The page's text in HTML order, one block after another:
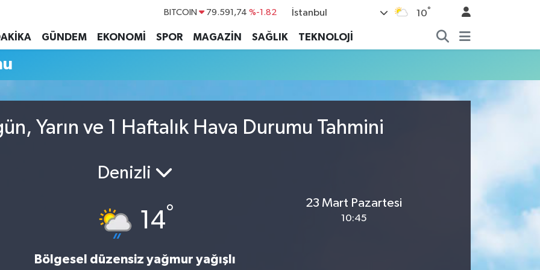
BITCOIN 79.591,74 %-1.82
DOLAR 45,43620 %0.02
G.ALTIN 6862,09000 %0.19
BİST100 14.598,00
İstanbul 10°
GÜNDEM EKONOMİ SPOR MAGAZİN SAĞLIK TEKNOLOJİ
Yarın ve 1 Haftalık Hava Durumu Tahmini
Denizli
14°
Bölgesel düzensiz yağmur yağışlı
23 Mart Pazartesi
10:45